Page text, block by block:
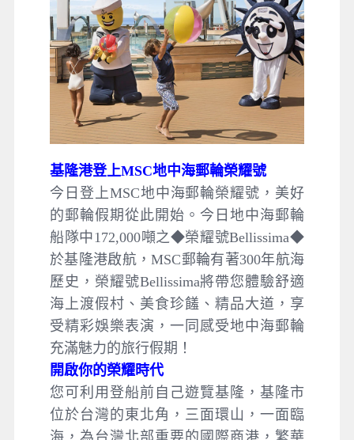
基隆港登上MSC地中海郵輪榮耀號
今日登上MSC地中海郵輪榮耀號，美好
的郵輪假期從此開始。今日地中海郵輪
船隊中172,000噸之◆榮耀號Bellissima◆
於基隆港啟航，MSC郵輪有著300年航海
歷史，榮耀號Bellissima將帶您體驗舒適
海上渡假村、美食珍饈、精品大道，享
受精彩娛樂表演，一同感受地中海郵輪
充滿魅力的旅行假期！
開啟你的榮耀時代
您可利用登船前自己遊覽基隆，基隆市
位於台灣的東北角，三面環山，一面臨
海，為台灣北部重要的國際商港，繁華